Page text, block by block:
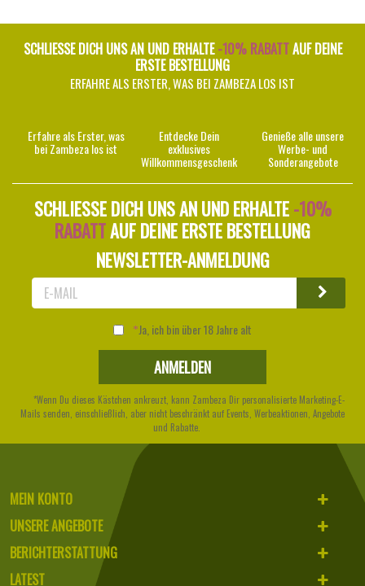
SCHLIESSE DICH UNS AN UND ERHALTE -10% RABATTAUF DEINE
ERSTE BESTELLUNG
ERFAHRE ALS ERSTER, WAS BEI ZAMBEZA LOS IST
Erfahre als Erster, was
bei Zambeza los ist
Entdecke Dein
exklusives
Willkommensgeschenk
Genieße alle unsere
Werbe- und
Sonderangebote
SCHLIESSE DICH UNS AN UND ERHALTE -10%
RABATTAUF DEINE ERSTE BESTELLUNG
NEWSLETTER-ANMELDUNG
Ja, ich bin über 18 Jahre alt
*Wenn Du dieses Kästchen ankreuzt, kann Zambeza Dir personalisierte Marketing-E-
Mails senden, einschließlich, aber nicht beschränkt auf Events, Werbeaktionen, Angebote
und Rabatte.
MEIN KONTO
UNSERE ANGEBOTE
BERICHTERSTATTUNG
LATEST